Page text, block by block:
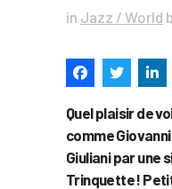
in Jazz / World
Quel plaisir de
comme
Giuliani par une
Trinquette !